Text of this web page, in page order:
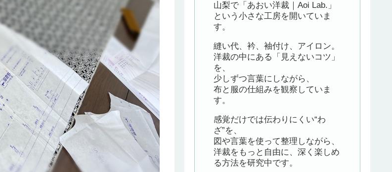
山梨で「あおい洋裁｜Aoi Lab.」
という小さな工房を開いていま
す。
縫い代、衿、袖付け、アイロン。
洋裁の中にある「見えないコツ」
を、
少しずつ言葉にしながら、
布と服の仕組みを観察していま
す。
感覚だけでは伝わりにくい“わ
ざ”を、
図や言葉を使って整理しながら、
洋裁をもっと自由に、深く楽しめ
る方法を研究中です。